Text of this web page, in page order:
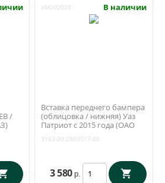
/
УМ002528 В наличии
Вставка переднего бампера
(облицовка / нижняя) Уаз
Патриот с 2015 года (ОАО
3163-80-2803017-00
3 580 р.